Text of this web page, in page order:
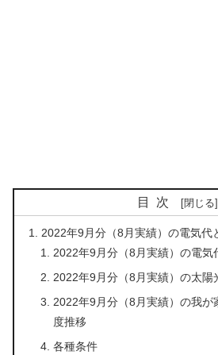
目次
2022年9月分（8月実績）の電気代
2022年9月分（8月実績）の電気
2022年9月分（8月実績）の太陽
2022年9月分（8月実績）の我が
度推移
各種条件